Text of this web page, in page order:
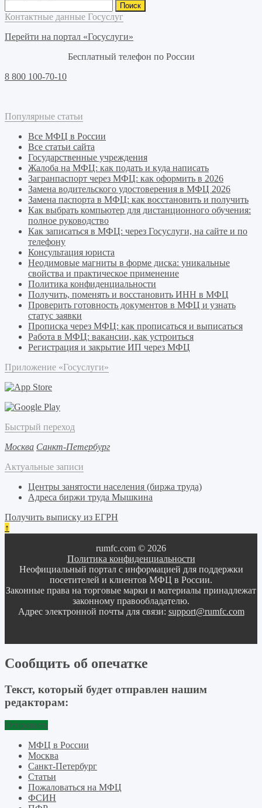
Контактные данные Госуслуг
Перейти на портал «Госуслуги»
Бесплатный телефон по России
8 800 100-70-10
Популярные статьи
Все МФЦ в России
Все статьи сайта
Государственные учреждения
Жалоба на МФЦ: как подать и куда написать
Загранпаспорт через МФЦ: как оформить в 2026
Замена водительского удостоверения в МФЦ 2026
Замена паспорта в МФЦ: как восстановить и получить
Как выбрать компьютер для дистанционного обучения:
полное руководство
Как записаться в МФЦ: через Госуслуги, на сайте и по
телефону
Консультация юриста
Неодимовые магниты в форме диска: уникальные
свойства и практическое применение
Политика конфиденциальности
Получить, поменять и восстановить ИНН в МФЦ
Проверить готовность документов в МФЦ и узнать
статус заявки
Прописка через МФЦ: как прописаться и выписаться
Работа в МФЦ: вакансии, как устроиться
Регистрация и закрытие ИП через МФЦ
Приложение «Госуслуги»
Быстрый переход
Москва Санкт-Петербург
Актуальные записи
Центры занятости населения (биржа труда)
Адреса биржи труда Мышкина
Получить выписку из ЕГРН
↑
rumfc.com © 2026
Политика конфиденциальности
Неофициальный портал с информацией для поддержки
посетителей и клиентов МФЦ в России.
Законные права на торговые марки и материалы принадлежат
законному правообладателю.
Адрес электронной почты для связи: support@rumfc.com
Сообщить об опечатке
Текст, который будет отправлен нашим
редакторам:
Отправить
МФЦ в России
Москва
Санкт-Петербург
Статьи
Пожаловаться на МФЦ
ФСИН